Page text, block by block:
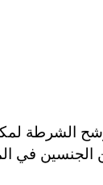
الشرطة